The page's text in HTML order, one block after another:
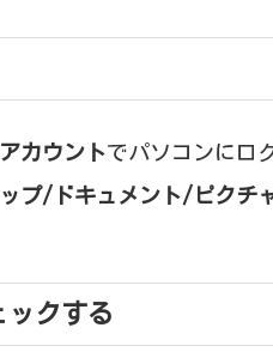
カウントでパソコンにロ
プ/ドキュメント/ピクチ
クする